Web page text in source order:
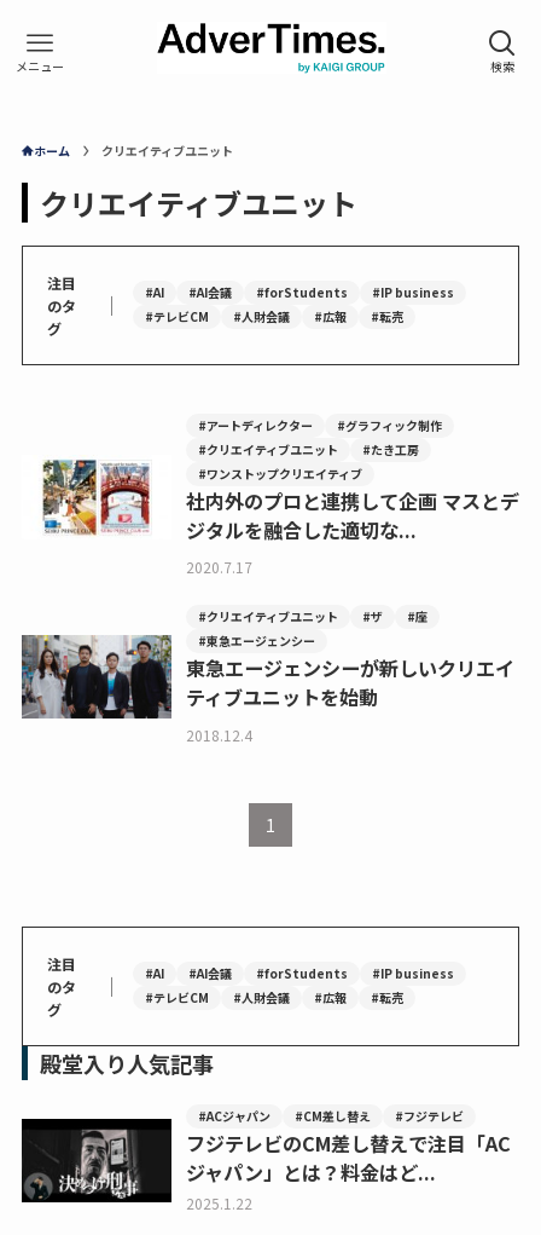
ホーム クリエイティブユニット
クリエイティブユニット
注目
のタ
グ
｜ #AI #AI会議 #forStudents
#IP business
#テレビCM
#人財会議 #広報 #転売
#アートディレクター
#グラフィック制作
#クリエイティブユニット
#たき工房
#ワンストップクリエイティブ
社内外のプロと連携して企画 マスとデ
ジタルを融合した適切な...
2020.7.17
#クリエイティブユニット #ザ
#座
#東急エージェンシー
東急エージェンシーが新しいクリエイ
ティブユニットを始動
2018.12.4
1
注目
のタ
グ
｜ #AI #AI会議 #forStudents
#IP business
#テレビCM
#人財会議 #広報 #転売
殿堂入り人気記事
#ACジャパン #CM差し替え #フジテレビ
フジテレビのCM差し替えで注目「AC
ジャパン」とは？料金はど...
2025.1.22